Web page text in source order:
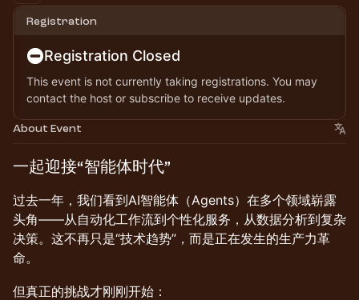
Registration
Registration Closed
This event is not currently taking registrations. You may
contact the host or subscribe to receive updates.
About Event
一起迎接“智能体时代”
过去一年，我们看到AI智能体（Agents）在多个领域崭露
头角——从自动化工作流到个性化服务，从数据分析到复杂
决策。这不再只是“技术趋势”，而是正在发生的生产力革
命。
但真正的挑战才刚刚开始：